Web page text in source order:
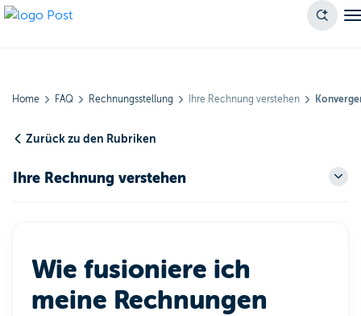
Home FAQ Rechnungsstellung Ihre Rechnung verstehen
Zurück zu den Rubriken
Ihre Rechnung verstehen
Wie fusioniere ich
meine Rechnungen